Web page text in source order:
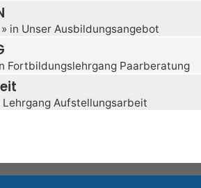
» in Unser Ausbildungsangebot
Fortbildungslehrgang Paarberatung
Lehrgang Aufstellungsarbeit